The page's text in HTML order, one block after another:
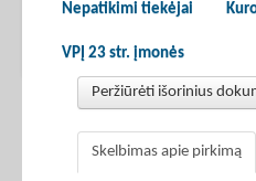
Nepatikimi tiekėjai
VPĮ 23 str. įmonės
Peržiūrėti išorinius
Skelbimas apie pirkimą